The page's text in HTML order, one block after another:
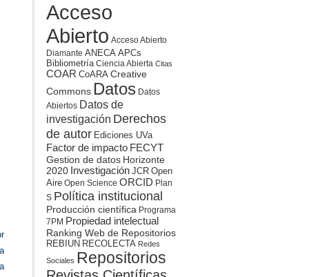
Acceso
Abierto Acceso Abierto
Diamante ANECA APCs
Bibliometría Ciencia Abierta Citas
COAR CoARA Creative
Commons Datos Datos
Abiertos Datos de
investigación Derechos
de autor Ediciones UVa
Factor de impacto FECYT
Gestion de datos Horizonte
2020 Investigación JCR Open
Aire Open Science ORCID Plan
S Política institucional
Producción científica Programa
7PM Propiedad intelectual
Ranking Web de Repositorios
REBIUN RECOLECTA Redes
Sociales Repositorios